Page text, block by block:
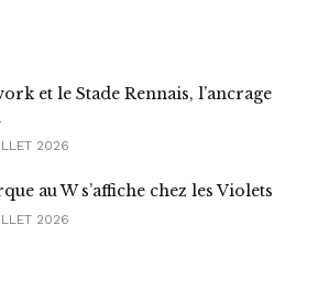
et le Stade Rennais, l’ancrage
2026
au W s’affiche chez les Violets
2026